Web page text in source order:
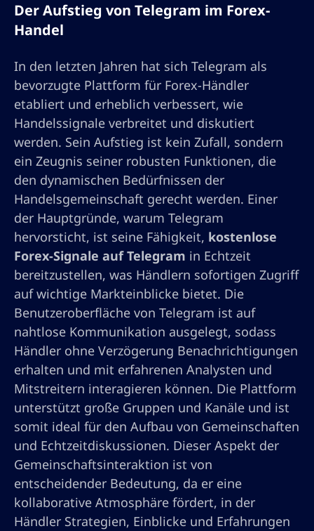
Der Aufstieg von Telegram im Forex-
Handel
In den letzten Jahren hat sich Telegram als
bevorzugte Plattform für Forex-Händler
etabliert und erheblich verbessert, wie
Handelssignale verbreitet und diskutiert
werden. Sein Aufstieg ist kein Zufall, sondern
ein Zeugnis seiner robusten Funktionen, die
den dynamischen Bedürfnissen der
Handelsgemeinschaft gerecht werden. Einer
der Hauptgründe, warum Telegram
hervorsticht, ist seine Fähigkeit, kostenlose
Forex-Signale auf Telegram in Echtzeit
bereitzustellen, was Händlern sofortigen Zugriff
auf wichtige Markteinblicke bietet. Die
Benutzeroberfläche von Telegram ist auf
nahtlose Kommunikation ausgelegt, sodass
Händler ohne Verzögerung Benachrichtigungen
erhalten und mit erfahrenen Analysten und
Mitstreitern interagieren können. Die Plattform
unterstützt große Gruppen und Kanäle und ist
somit ideal für den Aufbau von Gemeinschaften
und Echtzeitdiskussionen. Dieser Aspekt der
Gemeinschaftsinteraktion ist von
entscheidender Bedeutung, da er eine
kollaborative Atmosphäre fördert, in der
Händler Strategien, Einblicke und Erfahrungen